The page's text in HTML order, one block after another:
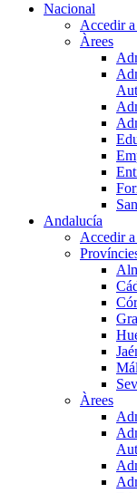
Nacional
Accedir
Àrees
Andalucía
Accedir
Àrees